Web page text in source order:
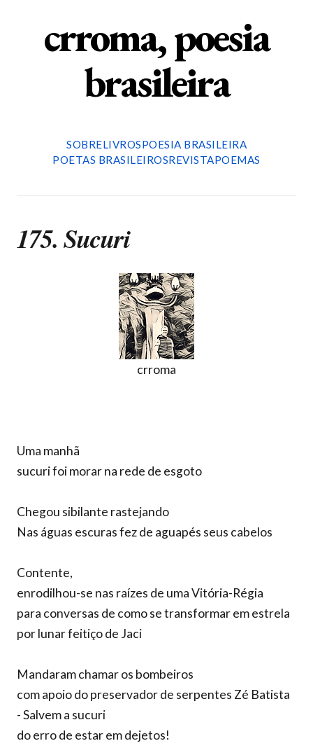
crroma, poesia
brasileira
SOBRELIVROSPOESIA BRASILEIRA
POETAS BRASILEIROSREVISTAPOEMAS
175. Sucuri
crroma
Uma manhã
sucuri foi morar na rede de esgoto
Chegou sibilante rastejando
Nas águas escuras fez de aguapés seus cabelos
Contente,
enrodilhou-se nas raízes de uma Vitória-Régia
para conversas de como se transformar em estrela
por lunar feitiço de Jaci
Mandaram chamar os bombeiros
com apoio do preservador de serpentes Zé Batista
- Salvem a sucuri
do erro de estar em dejetos!